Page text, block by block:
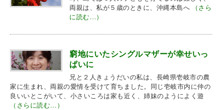
両親は、私が５歳のときに、沖縄本島へ
（さら
に読む…）
窮地にいたシングルマザーが幸せいっ
ぱいに
兄と２人きょうだいの私は、長崎県壱岐市の農
家に生まれ、両親の愛情を受けて育ちました。同じ壱岐市内に仲の
良いいとこがいて、小さいころは家も近く、姉妹のようによく遊
（さらに読む…）